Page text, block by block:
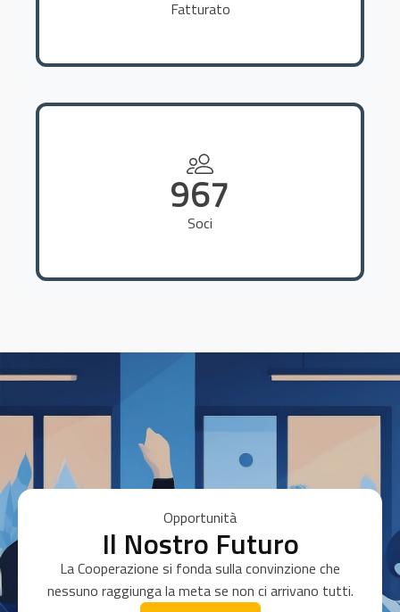
Fatturato
967
Soci
Opportunità
Il Nostro Futuro
La Cooperazione si fonda sulla convinzione che
nessuno raggiunga la meta se non ci arrivano tutti.